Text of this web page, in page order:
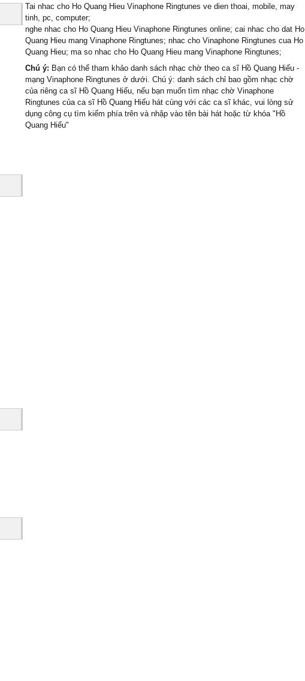
Tai nhac cho Ho Quang Hieu Vinaphone Ringtunes ve dien thoai, mobile, may
tinh, pc, computer;
nghe nhac cho Ho Quang Hieu Vinaphone Ringtunes online; cai nhac cho dat Ho
Quang Hieu mang Vinaphone Ringtunes; nhac cho Vinaphone Ringtunes cua Ho
Quang Hieu; ma so nhac cho Ho Quang Hieu mang Vinaphone Ringtunes;
Chú ý: Bạn có thể tham khảo danh sách nhạc chờ theo ca sĩ Hồ Quang Hiếu -
mạng Vinaphone Ringtunes ở dưới. Chú ý: danh sách chỉ bao gồm nhạc chờ
của riêng ca sĩ Hồ Quang Hiếu, nếu bạn muốn tìm nhạc chờ Vinaphone
Ringtunes của ca sĩ Hồ Quang Hiếu hát cùng với các ca sĩ khác, vui lòng sử
dụng công cụ tìm kiếm phía trên và nhập vào tên bài hát hoặc từ khóa "Hồ
Quang Hiếu"